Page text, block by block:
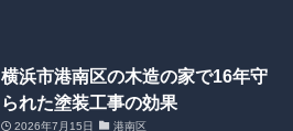
横浜市港南区の木造の家で16年守
られた塗装工事の効果
2026年7月15日 港南区